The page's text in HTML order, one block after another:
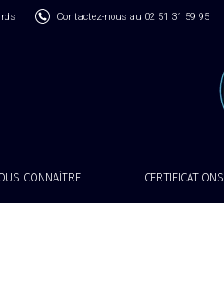
Contactez-nous au 02 51 31 59 95
CONNAÎTRE CERTIFICATIONS